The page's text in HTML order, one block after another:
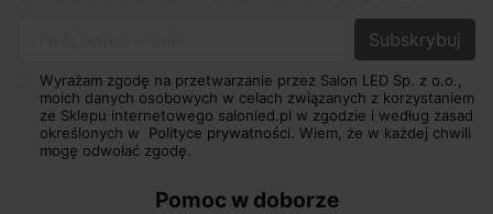
Wyrażam zgodę na przetwarzanie przez Salon LED Sp. z o.o.,
moich danych osobowych w celach związanych z korzystaniem
ze Sklepu internetowego salonled.pl w zgodzie i według zasad
określonych w Polityce prywatności. Wiem, że w każdej chwili
mogę odwołać zgodę.
Pomoc w doborze